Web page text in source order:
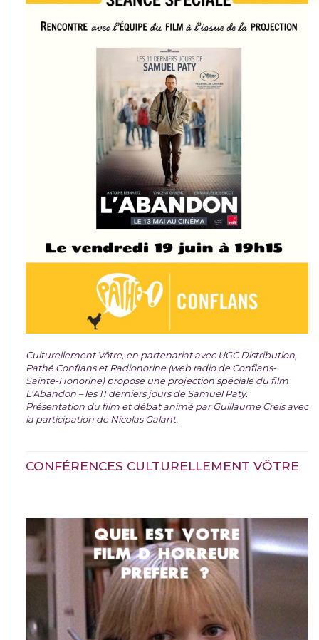
Culturellement Vôtre, en partenariat avec UGC Distribution,
Pathé Conflans et Radionorine (web radio de Conflans-
Sainte-Honorine) propose une projection spéciale du film
L’Abandon – les 11 derniers jours de Samuel Paty.
Présentation du film et débat animé par Guillaume Creis avec
la participation de Nicolas Galant.
CONFÉRENCES CULTURELLEMENT VÔTRE